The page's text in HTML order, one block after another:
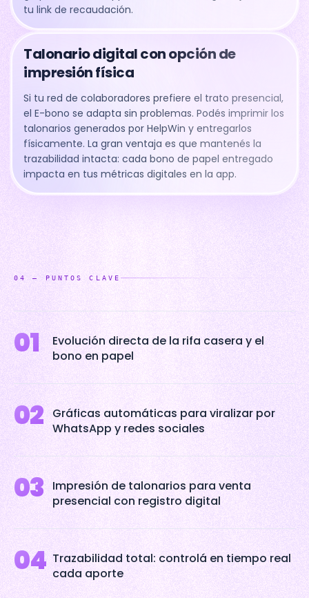
tu link de recaudación.
Talonario digital con opción de
impresión física
Si tu red de colaboradores prefiere el trato presencial,
el E-bono se adapta sin problemas. Podés imprimir los
talonarios generados por HelpWin y entregarlos
físicamente. La gran ventaja es que mantenés la
trazabilidad intacta: cada bono de papel entregado
impacta en tus métricas digitales en la app.
04 — PUNTOS CLAVE
01
Evolución directa de la rifa casera y el
bono en papel
02
Gráficas automáticas para viralizar por
WhatsApp y redes sociales
03
Impresión de talonarios para venta
presencial con registro digital
04 Trazabilidad total: controlá en tiempo real
cada aporte